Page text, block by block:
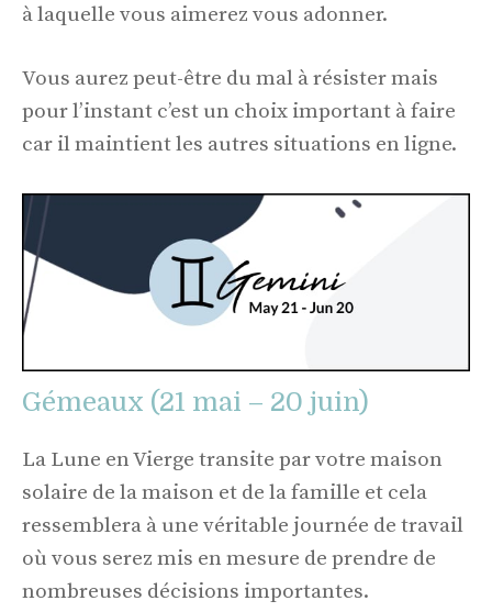
à laquelle vous aimerez vous adonner.
Vous aurez peut-être du mal à résister mais
pour l’instant c’est un choix important à faire
car il maintient les autres situations en ligne.
Gémeaux (21 mai – 20 juin)
La Lune en Vierge transite par votre maison
solaire de la maison et de la famille et cela
ressemblera à une véritable journée de travail
où vous serez mis en mesure de prendre de
nombreuses décisions importantes.